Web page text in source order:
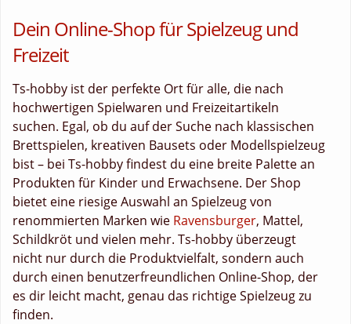
Dein Online-Shop für Spielzeug und
Freizeit
Ts-hobby ist der perfekte Ort für alle, die nach
hochwertigen Spielwaren und Freizeitartikeln
suchen. Egal, ob du auf der Suche nach klassischen
Brettspielen, kreativen Bausets oder Modellspielzeug
bist – bei Ts-hobby findest du eine breite Palette an
Produkten für Kinder und Erwachsene. Der Shop
bietet eine riesige Auswahl an Spielzeug von
renommierten Marken wie Ravensburger, Mattel,
Schildkröt und vielen mehr. Ts-hobby überzeugt
nicht nur durch die Produktvielfalt, sondern auch
durch einen benutzerfreundlichen Online-Shop, der
es dir leicht macht, genau das richtige Spielzeug zu
finden.